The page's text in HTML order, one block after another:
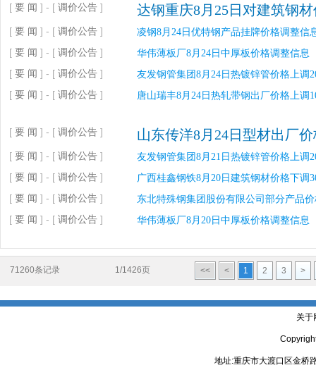
[ 要 闻 ] - [ 调价公告 ] 达钢重庆8月25日对建筑钢
[ 要 闻 ] - [ 调价公告 ] 凌钢8月24日优特钢产品挂牌价格调整信
[ 要 闻 ] - [ 调价公告 ] 华伟薄板厂8月24日中厚板价格调整信息
[ 要 闻 ] - [ 调价公告 ] 友发钢管集团8月24日热镀锌管价格上调
[ 要 闻 ] - [ 调价公告 ] 唐山瑞丰8月24日热轧带钢出厂价格上调
[ 要 闻 ] - [ 调价公告 ] 山东传洋8月24日型材出厂
[ 要 闻 ] - [ 调价公告 ] 友发钢管集团8月21日热镀锌管价格上调
[ 要 闻 ] - [ 调价公告 ] 广西桂鑫钢铁8月20日建筑钢材价格下调
[ 要 闻 ] - [ 调价公告 ] 东北特殊钢集团股份有限公司部分产品
[ 要 闻 ] - [ 调价公告 ] 华伟薄板厂8月20日中厚板价格调整信息
71260条记录 1/1426页 << < 1 2 3 >
关于
地址:重庆市大渡口区金